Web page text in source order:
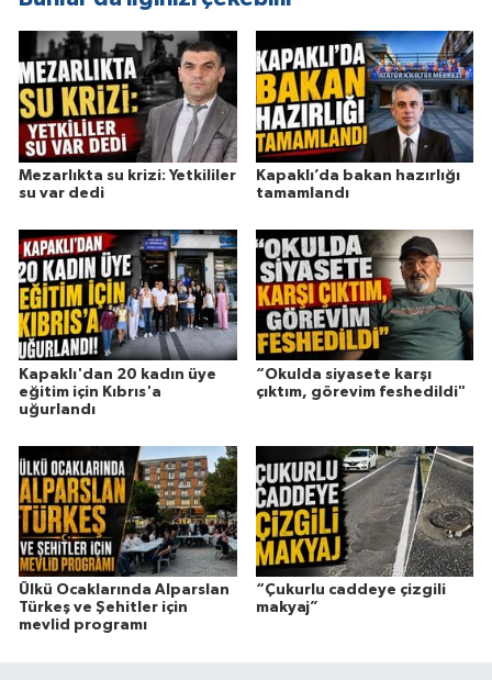
Mezarlıkta su krizi: Yetkililer
su var dedi
Kapaklı’da bakan hazırlığı
tamamlandı
Kapaklı'dan 20 kadın üye
eğitim için Kıbrıs'a
uğurlandı
“Okulda siyasete karşı
çıktım, görevim feshedildi"
Ülkü Ocaklarında Alparslan
Türkeş ve Şehitler için
mevlid programı
“Çukurlu caddeye çizgili
makyaj”